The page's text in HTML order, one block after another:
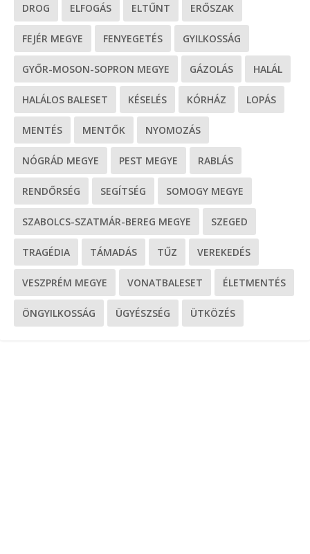
DROG ELFOGÁS ELTŰNT ERŐSZAK
FEJÉR MEGYE FENYEGETÉS GYILKOSSÁG
GYŐR-MOSON-SOPRON MEGYE GÁZOLÁS HALÁL
HALÁLOS BALESET KÉSELÉS KÓRHÁZ LOPÁS
MENTÉS MENTŐK NYOMOZÁS
NÓGRÁD MEGYE PEST MEGYE RABLÁS
RENDŐRSÉG SEGÍTSÉG SOMOGY MEGYE
SZABOLCS-SZATMÁR-BEREG MEGYE SZEGED
TRAGÉDIA TÁMADÁS TŰZ VEREKEDÉS
VESZPRÉM MEGYE VONATBALESET ÉLETMENTÉS
ÖNGYILKOSSÁG ÜGYÉSZSÉG ÜTKÖZÉS